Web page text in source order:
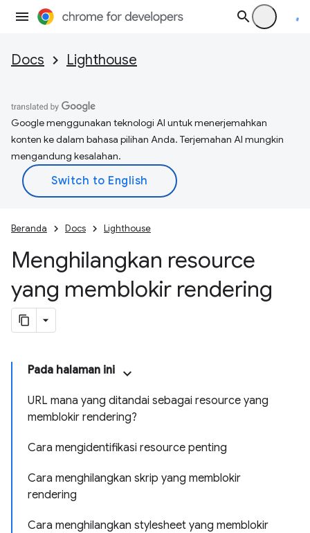
Docs Lighthouse
Google menggunakan teknologi AI untuk menerjemahkan
konten ke dalam bahasa pilihan Anda. Terjemahan AI mungkin
mengandung kesalahan.
Beranda Docs Lighthouse
Menghilangkan resource
yang memblokir rendering
Pada halaman ini
URL mana yang ditandai sebagai resource yang
memblokir rendering?
Cara mengidentifikasi resource penting
Cara menghilangkan skrip yang memblokir
rendering
Cara menghilangkan stylesheet yang memblokir